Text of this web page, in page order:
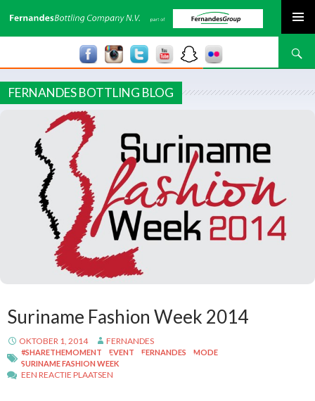
Zoeken
FERNANDES BOTTLING BLOG
Suriname Fashion Week 2014
OKTOBER 1, 2014 FERNANDES
#SHARETHEMOMENT EVENT FERNANDES
MODE
SURINAME FASHION WEEK
EEN REACTIE PLAATSEN